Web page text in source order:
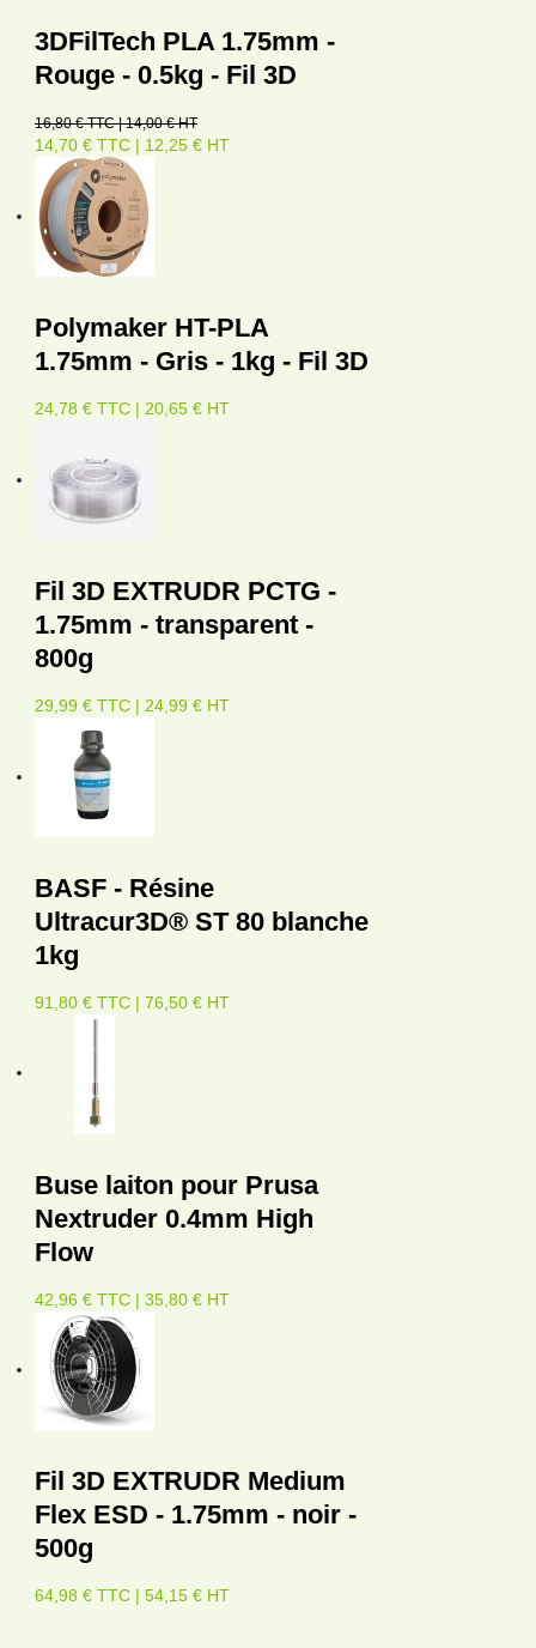
3DFilTech PLA 1.75mm -
Rouge - 0.5kg - Fil 3D
16,80 € TTC | 14,00 € HT
14,70 € TTC | 12,25 € HT
Polymaker HT-PLA
1.75mm - Gris - 1kg - Fil 3D
24,78 € TTC | 20,65 € HT
Fil 3D EXTRUDR PCTG -
1.75mm - transparent -
800g
29,99 € TTC | 24,99 € HT
BASF - Résine
Ultracur3D® ST 80 blanche
1kg
91,80 € TTC | 76,50 € HT
Buse laiton pour Prusa
Nextruder 0.4mm High
Flow
42,96 € TTC | 35,80 € HT
Fil 3D EXTRUDR Medium
Flex ESD - 1.75mm - noir -
500g
64,98 € TTC | 54,15 € HT